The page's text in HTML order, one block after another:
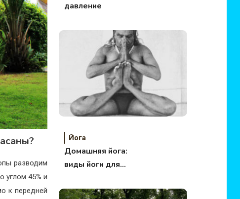
разводим
углом 45% и
к передней
давление
Йога
Домашняя йога:
виды йоги для